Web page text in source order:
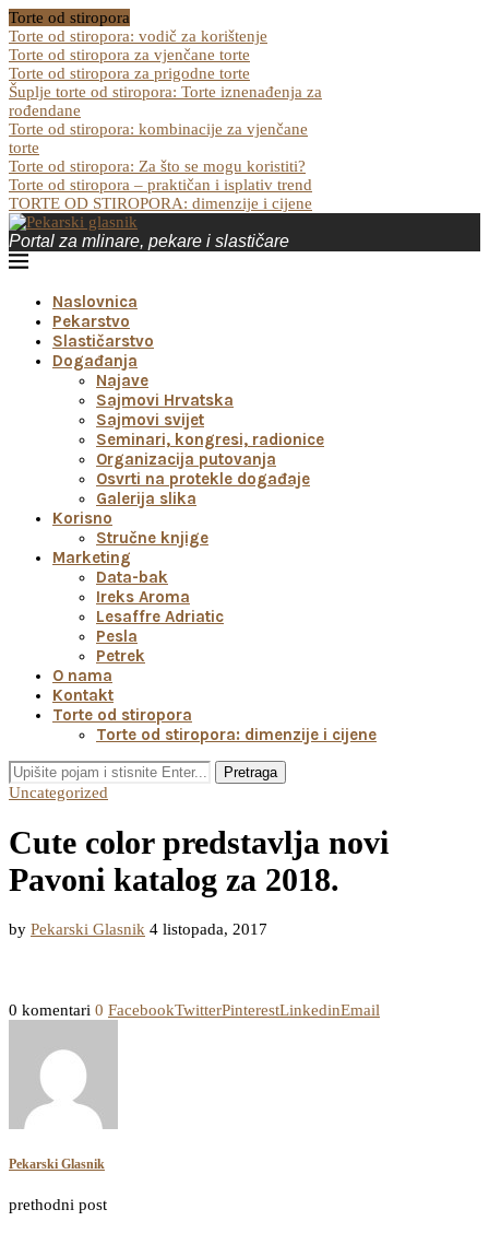
Torte od stiropora
Torte od stiropora: vodič za korištenje
Torte od stiropora za vjenčane torte
Torte od stiropora za prigodne torte
Šuplje torte od stiropora: Torte iznenađenja za
rođendane
Torte od stiropora: kombinacije za vjenčane
torte
Torte od stiropora: Za što se mogu koristiti?
Torte od stiropora – praktičan i isplativ trend
TORTE OD STIROPORA: dimenzije i cijene
Portal za mlinare, pekare i slastičare
Naslovnica
Pekarstvo
Slastičarstvo
Događanja
Najave
Sajmovi Hrvatska
Sajmovi svijet
Seminari, kongresi, radionice
Organizacija putovanja
Osvrti na protekle događaje
Galerija slika
Korisno
Stručne knjige
Marketing
Data-bak
Ireks Aroma
Lesaffre Adriatic
Pesla
Petrek
O nama
Kontakt
Torte od stiropora
Torte od stiropora: dimenzije i cijene
Pretraga
Uncategorized
Cute color predstavlja novi
Pavoni katalog za 2018.
by Pekarski Glasnik 4 listopada, 2017
0 komentari 0 FacebookTwitterPinterestLinkedinEmail
Pekarski Glasnik
prethodni post